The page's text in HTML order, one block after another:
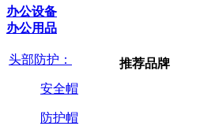
办公设备
办公用品
头部防护：
安全帽
防护帽
推荐品牌